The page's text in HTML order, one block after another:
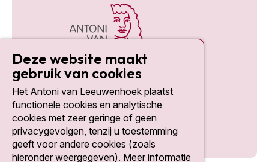
Social media
Deze website maakt
gebruik van cookies
Het Antoni van Leeuwenhoek plaatst
functionele cookies en analytische
cookies met zeer geringe of geen
privacygevolgen, tenzij u toestemming
geeft voor andere cookies (zoals
hieronder weergegeven). Meer informatie